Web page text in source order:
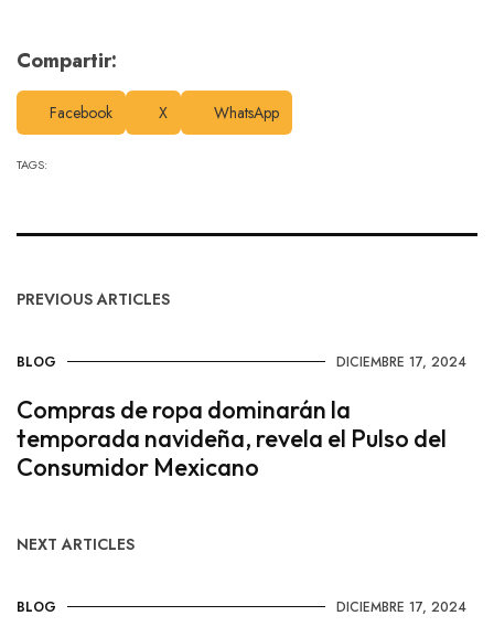
Compartir:
Facebook X WhatsApp
TAGS:
PREVIOUS ARTICLES
BLOG DICIEMBRE 17, 2024
Compras de ropa dominarán la
temporada navideña, revela el Pulso del
Consumidor Mexicano
NEXT ARTICLES
BLOG DICIEMBRE 17, 2024